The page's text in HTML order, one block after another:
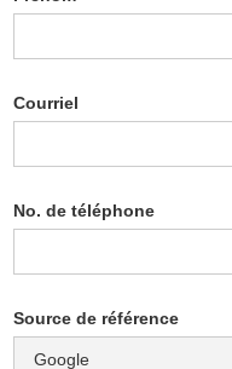
Courriel
No. de téléphone
Source de référence